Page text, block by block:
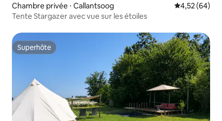
Chambre privée ⋅ Callantsoog Évaluation
4,52 (64)
Tente Stargazer avec vue sur les étoiles
Superhôte
Superhôte